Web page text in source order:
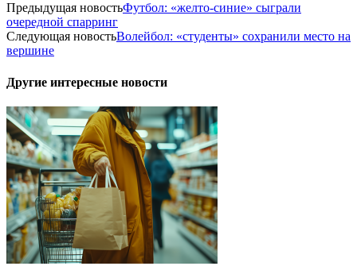
Предыдущая новостьФутбол: «желто-синие» сыграли
очередной спарринг
Следующая новостьВолейбол: «студенты» сохранили место на
вершине
Другие интересные новости